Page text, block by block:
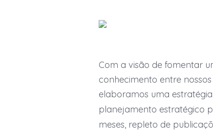
Com a visão de fomentar
conhecimento entre
elaboramos uma
planejamento estratégico
meses, repleto de